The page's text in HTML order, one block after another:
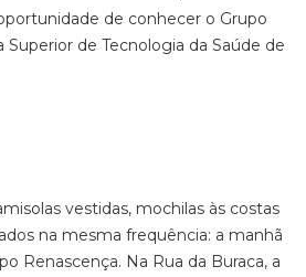
de conhecer o Grupo
Superior de Tecnologia da Saúde de
vestidas, mochilas às costas
na mesma frequência: a manhã
Renascença. Na Rua da Buraca, a